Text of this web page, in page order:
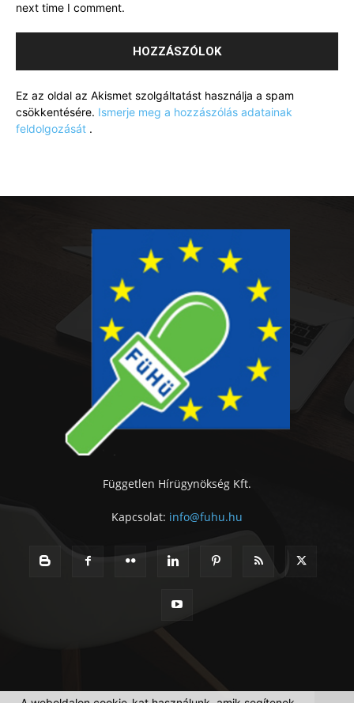
next time I comment.
Ez az oldal az Akismet szolgáltatást használja a spam
csökkentésére. Ismerje meg a hozzászólás adatainak
feldolgozását .
Független Hírügynökség Kft.
Kapcsolat: info@fuhu.hu